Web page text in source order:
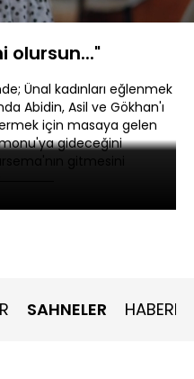
480P
Oynatma
Hızı
olursun..."
Ünal kadınları eğlenmek
Abidin, Asil ve Gökhan'ı
için masaya gelen
gideceğini
gitmesini
SAHNELER